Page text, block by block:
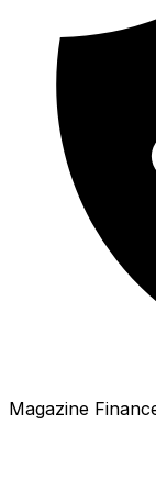
Magazine